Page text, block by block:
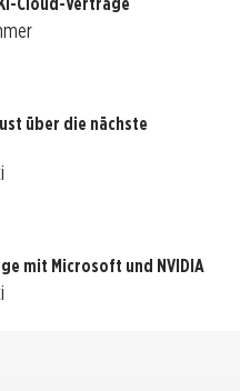
über die nächste
mit Microsoft und NVIDIA